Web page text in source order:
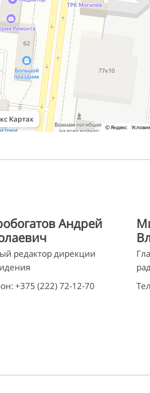
Андрей
редактор дирекции
+375 (222) 72-12-70